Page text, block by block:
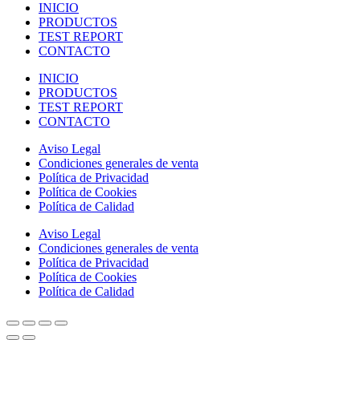
INICIO
PRODUCTOS
TEST REPORT
CONTACTO
INICIO
PRODUCTOS
TEST REPORT
CONTACTO
Aviso Legal
Condiciones generales de venta
Política de Privacidad
Política de Cookies
Política de Calidad
Aviso Legal
Condiciones generales de venta
Política de Privacidad
Política de Cookies
Política de Calidad